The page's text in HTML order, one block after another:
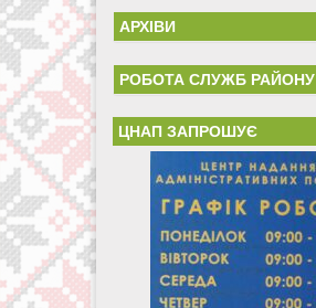
АРХІВИ
РОБОТА СЛУЖБ РАЙОНУ
ЦНАП ЗАПРОШУЄ